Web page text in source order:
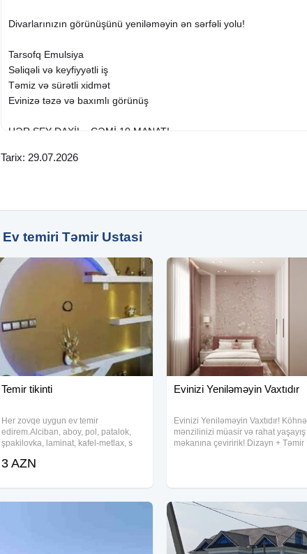
Divarlarınızın görünüşünü yeniləməyin ən sərfəli yolu!
Tarsofq Emulsiya
Səliqəli və keyfiyyətli iş
Təmiz və sürətli xidmət
Evinizə təzə və baxımlı görünüş
HƏR ŞEY DAXİL - CƏMİ 10 MANAT!
Yay kampaniyasından yararlanmağa tələsin! Qiymətlər məhdud
Əlaqə saxlayın, sifarişinizi indi verin!
#TarsofqEmulsiya #EvTemiri #YayKampaniyasi
Tarix: 29.07.2026
Ev temiri Təmir Ustasi
Temir tikinti
Her zovqe uygun ev temir
edirem.Alciban, aboy, pol, patalok,
şpakilovka, laminat, kafel-metlax, s
3 AZN
Evinizi Yeniləməyin Vaxtıdır
Evinizi Yeniləməyin Vaxtıdır! Köhnə
mənzilinizi müasir və rahat yaşayış
məkanına çeviririk! Dizayn + Təmir